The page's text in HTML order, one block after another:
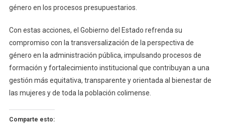
género en los procesos presupuestarios.
Con estas acciones, el Gobierno del Estado refrenda su
compromiso con la transversalización de la perspectiva de
género en la administración pública, impulsando procesos de
formación y fortalecimiento institucional que contribuyan a una
gestión más equitativa, transparente y orientada al bienestar de
las mujeres y de toda la población colimense.
Comparte esto: